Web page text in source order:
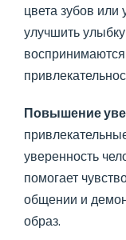
цвета зубов или
улучшить
Повышение
уверенность
помогает
общении и
образ.